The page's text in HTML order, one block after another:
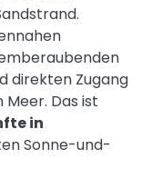
direkten Zugang
Das ist
in
Sonne-und-